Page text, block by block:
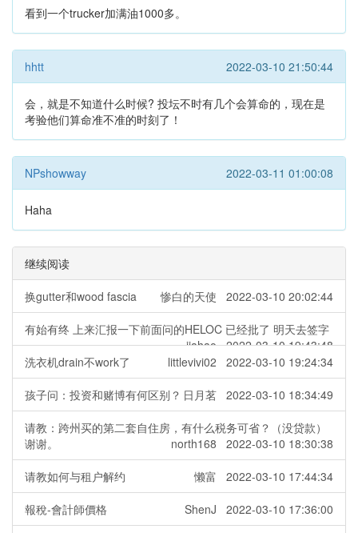
看到一个trucker加满油1000多。
hhtt 2022-03-10 21:50:44
会，就是不知道什么时候? 投坛不时有几个会算命的，现在是
考验他们算命准不准的时刻了！
NPshowway 2022-03-11 01:00:08
Haha
继续阅读
换gutter和wood fascia 惨白的天使 2022-03-10 20:02:44
有始有终 上来汇报一下前面问的HELOC 已经批了 明天去签字
jiahao 2022-03-10 19:43:48
洗衣机drain不work了
littlevivi02 2022-03-10 19:24:34
孩子问：投资和赌博有何区别？ 日月茗 2022-03-10 18:34:49
请教：跨州买的第二套自住房，有什么税务可省？（没贷款）
谢谢。
north168 2022-03-10 18:30:38
请教如何与租户解约 懒富 2022-03-10 17:44:34
報稅-會計師價格 ShenJ 2022-03-10 17:36:00